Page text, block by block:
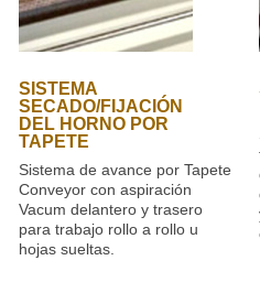
SISTEMA
SECADO/FIJACIÓN
DEL HORNO POR
TAPETE
Sistema de avance por Tapete
Conveyor con aspiración
Vacum delantero y trasero
para trabajo rollo a rollo u
hojas sueltas.